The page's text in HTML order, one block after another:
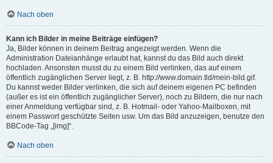
Nach oben
Kann ich Bilder in meine Beiträge einfügen?
Ja, Bilder können in deinem Beitrag angezeigt werden. Wenn die
Administration Dateianhänge erlaubt hat, kannst du das Bild auch direkt
hochladen. Ansonsten musst du zu einem Bild verlinken, das auf einem
öffentlich zugänglichen Server liegt, z. B. http://www.domain.tld/mein-bild.gif.
Du kannst weder Bilder verlinken, die sich auf deinem eigenen PC befinden
(außer es ist ein öffentlich zugänglicher Server), noch zu Bildern, die nur nach
einer Anmeldung verfügbar sind, z. B. Hotmail- oder Yahoo-Mailboxen, mit
einem Passwort geschützte Seiten usw. Um das Bild anzuzeigen, benutze den
BBCode-Tag „[img]“.
Nach oben